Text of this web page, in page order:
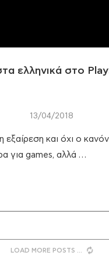
ελληνικά στο
13/04/2018
εξαίρεση και όχι ο
για games, αλλά …
LOAD MORE POSTS